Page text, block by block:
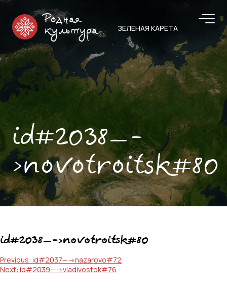
Родная
культура
ЗЕЛЕНАЯ КАРЕТА
id#2038—-
>novotroitsk#80
id#2038—->novotroitsk#80
Навигация
по
Previous: id#2037—->nazarovo#72
Next: id#2039—->vladivostok#76